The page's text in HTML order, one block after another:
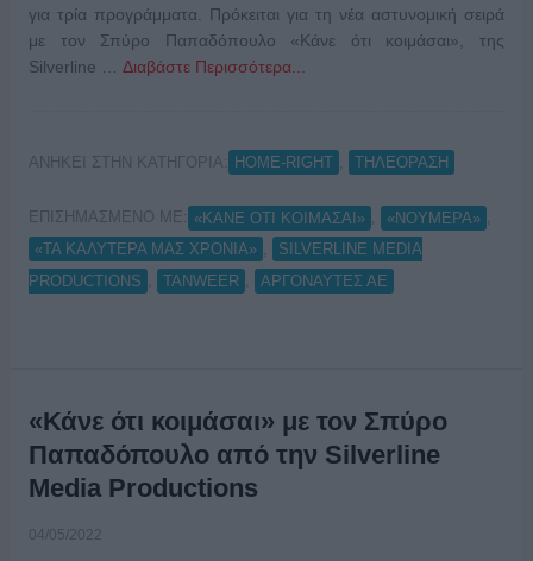
για τρία προγράμματα. Πρόκειται για τη νέα αστυνομική σειρά
με τον Σπύρο Παπαδόπουλο «Κάνε ότι κοιμάσαι», της
Silverline … Διαβάστε Περισσότερα...
ΑΝΗΚΕΙ ΣΤΗΝ ΚΑΤΗΓΟΡΙΑ: HOME-RIGHT ΤΗΛΕΟΡΑΣΗ
ΕΠΙΣΗΜΑΣΜΕΝΟ ΜΕ: «ΚΑΝΕ ΟΤΙ ΚΟΙΜΑΣΑΙ» «ΝΟΥΜΕΡΑ»
«ΤΑ ΚΑΛΥΤΕΡΑ ΜΑΣ ΧΡΟΝΙΑ»
SILVERLINE MEDIA
PRODUCTIONS
TANWEER ΑΡΓΟΝΑΥΤΕΣ ΑΕ
«Κάνε ότι κοιμάσαι» με τον Σπύρο
Παπαδόπουλο από την Silverline
Media Productions
04/05/2022